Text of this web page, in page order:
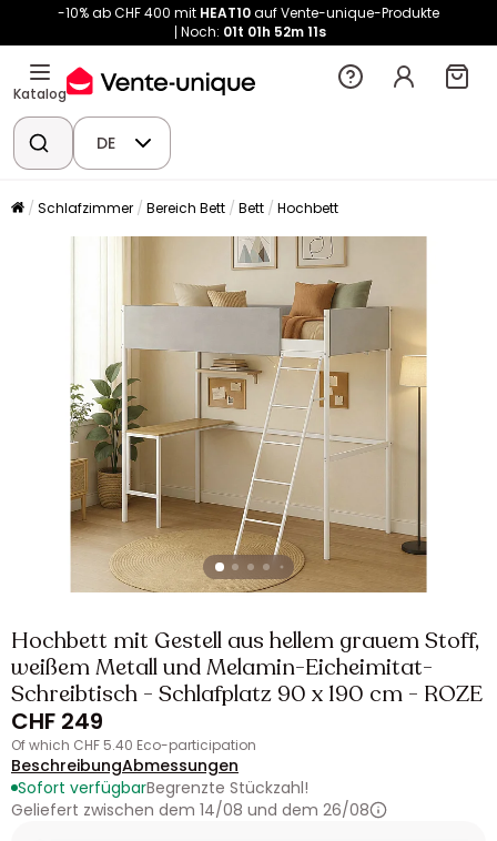
-10% ab CHF 400 mit HEAT10auf Vente-unique-Produkte
Noch: 01t 01h 52m 10s
Katalog
DE
Schlafzimmer Bereich Bett Bett Hochbett
Hochbett mit Gestell aus hellem grauem Stoff,
weißem Metall und Melamin-Eicheimitat-
Schreibtisch - Schlafplatz 90 x 190 cm - ROZE
CHF 249
of which CHF 5.40 Eco-participation
BeschreibungAbmessungen
Sofort verfügbarBegrenzte Stückzahl!
Geliefert zwischen dem 14/08 und dem 26/08